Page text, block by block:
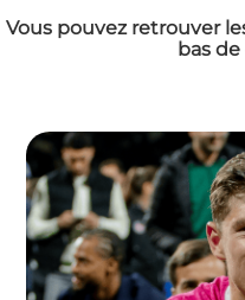
Vous pouvez retrouver
bas